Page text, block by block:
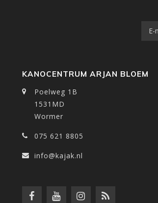
KANOCENTRUM ARJAN BLOEM
Poelweg 1B
1531MD
Wormer
075 621 8805
info@kajak.nl